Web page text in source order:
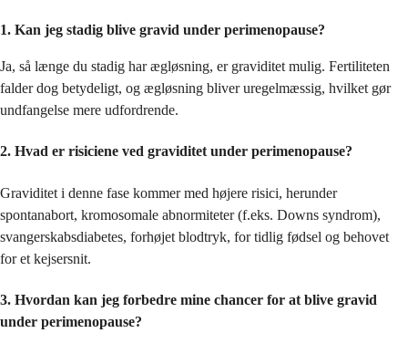
1. Kan jeg stadig blive gravid under perimenopause?
Ja, så længe du stadig har ægløsning, er graviditet mulig. Fertiliteten
falder dog betydeligt, og ægløsning bliver uregelmæssig, hvilket gør
undfangelse mere udfordrende.
2. Hvad er risiciene ved graviditet under perimenopause?
Graviditet i denne fase kommer med højere risici, herunder
spontanabort, kromosomale abnormiteter (f.eks. Downs syndrom),
svangerskabsdiabetes, forhøjet blodtryk, for tidlig fødsel og behovet
for et kejsersnit.
3. Hvordan kan jeg forbedre mine chancer for at blive gravid
under perimenopause?